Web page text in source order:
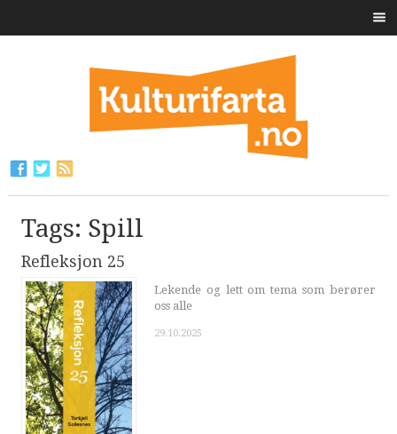
Tags: Spill
Refleksjon 25
Lekende og lett om tema som berører
oss alle
29.10.2025